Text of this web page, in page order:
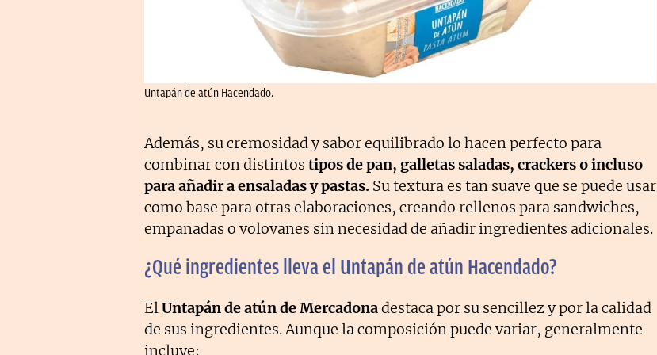
Untapán de atún Hacendado.
Además, su cremosidad y sabor equilibrado lo hacen perfecto para
combinar con distintos tipos de pan, galletas saladas, crackers o incluso
para añadir a ensaladas y pastas. Su textura es tan suave que se puede usar
como base para otras elaboraciones, creando rellenos para sandwiches,
empanadas o volovanes sin necesidad de añadir ingredientes adicionales.
¿Qué ingredientes lleva el Untapán de atún Hacendado?
ElUntapán de atún de Mercadonadestaca por su sencillez y por la calidad
de sus ingredientes. Aunque la composición puede variar, generalmente
incluye: